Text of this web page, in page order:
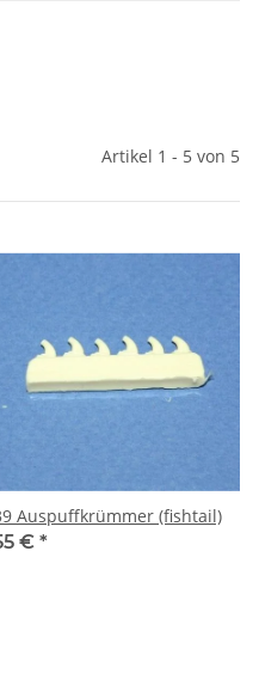
Artikel 1 - 5 von 5
Auspuffkrümmer (fishtail)
€ *